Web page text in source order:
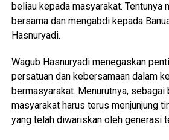
beliau kepada masyarakat. Tentunya
bersama dan mengabdi kepada
Hasnuryadi.
‎Wagub Hasnuryadi menegaskan
persatuan dan kebersamaan dalam
bermasyarakat. Menurutnya,
masyarakat harus terus menjunjung
yang telah diwariskan oleh generasi